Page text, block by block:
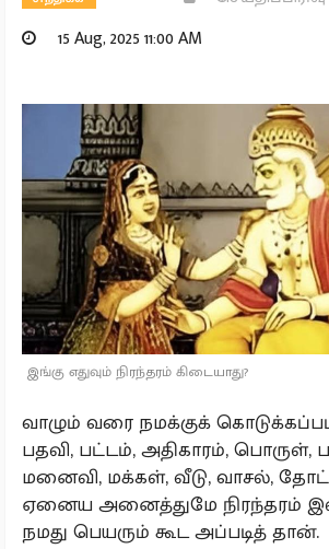
15 Aug, 2025 11:00 AM
இங்கு எதுவும் நிரந்தரம் கிடையாது?
வாழும் வரை நமக்குக்
பதவி, பட்டம், அதிகாரம், பொருள்,
மனைவி, மக்கள், வீடு, வாசல்,
ஏனைய அனைத்துமே நிரந்தரம்
நமது பெயரும் கூட அப்படித் தான்.